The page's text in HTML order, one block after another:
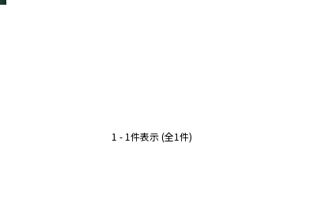
1 - 1件表示 (全1件)